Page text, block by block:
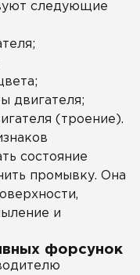
следующие
двигателя;
(троение).
состояние
промывку. Она
и
форсунок